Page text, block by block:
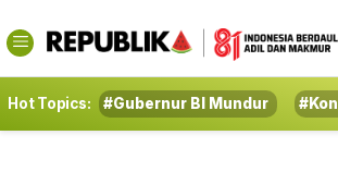
Hot Topics: #Gubernur BI Mundur